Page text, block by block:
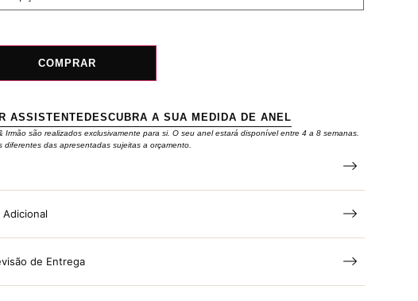
COMPRAR
ASSISTENTE DESCUBRA A SUA MEDIDA DE ANEL
Irmão são realizados exclusivamente para si. O seu anel estará disponível entre 4 a 8 semanas.
diferentes das apresentadas sujeitas a orçamento.
Adicional
de Entrega